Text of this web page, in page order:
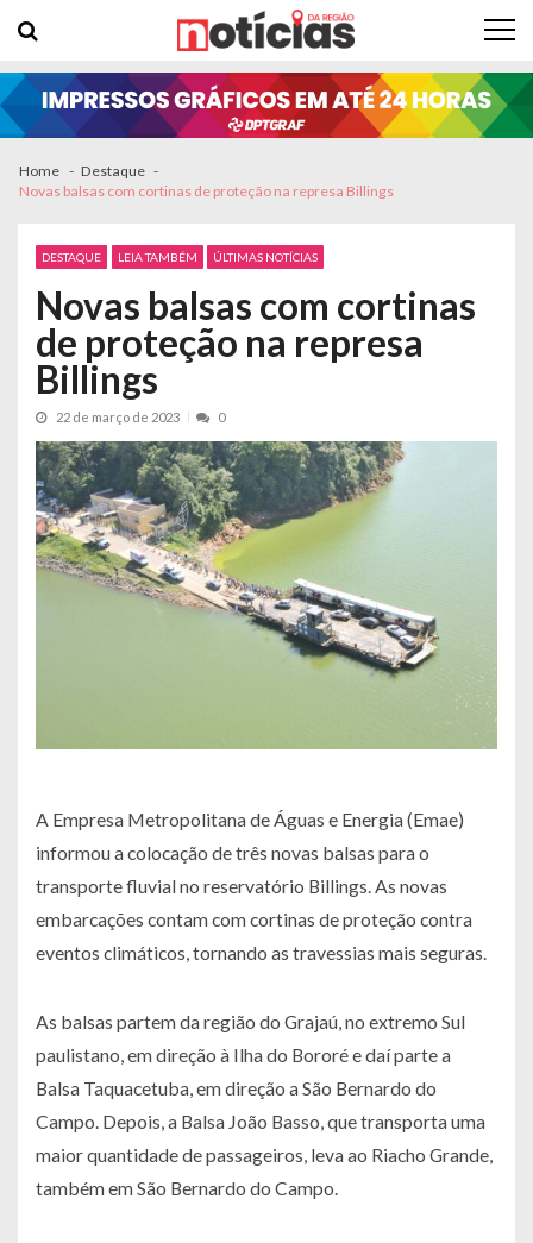
Home
Destaque
Novas balsas com cortinas de proteção na represa Billings
DESTAQUE LEIA TAMBÉM ÚLTIMAS NOTÍCIAS
Novas balsas com cortinas
de proteção na represa
Billings
22 de março de 2023 0
A Empresa Metropolitana de Águas e Energia (Emae)
informou a colocação de três novas balsas para o
transporte fluvial no reservatório Billings. As novas
embarcações contam com cortinas de proteção contra
eventos climáticos, tornando as travessias mais seguras.
As balsas partem da região do Grajaú, no extremo Sul
paulistano, em direção à Ilha do Bororé e daí parte a
Balsa Taquacetuba, em direção a São Bernardo do
Campo. Depois, a Balsa João Basso, que transporta uma
maior quantidade de passageiros, leva ao Riacho Grande,
também em São Bernardo do Campo.